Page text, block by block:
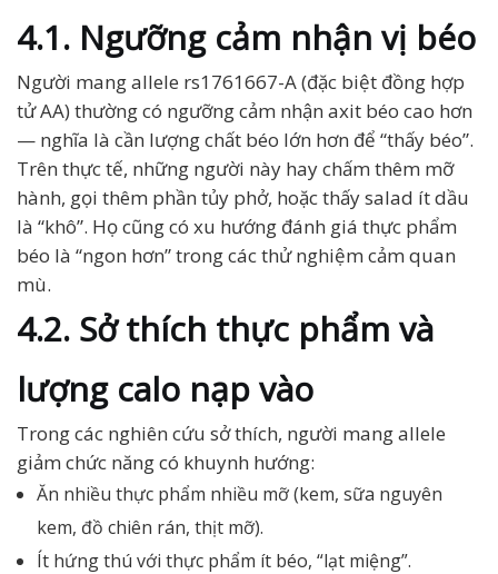
4.1. Ngưỡng cảm nhận vị béo
Người mang allele rs1761667-A (đặc biệt đồng hợp
tử AA) thường có ngưỡng cảm nhận axit béo cao hơn
— nghĩa là cần lượng chất béo lớn hơn để “thấy béo”.
Trên thực tế, những người này hay chấm thêm mỡ
hành, gọi thêm phần tủy phở, hoặc thấy salad ít dầu
là “khô”. Họ cũng có xu hướng đánh giá thực phẩm
béo là “ngon hơn” trong các thử nghiệm cảm quan
mù.
4.2. Sở thích thực phẩm và
lượng calo nạp vào
Trong các nghiên cứu sở thích, người mang allele
giảm chức năng có khuynh hướng:
Ăn nhiều thực phẩm nhiều mỡ (kem, sữa nguyên
kem, đồ chiên rán, thịt mỡ).
Ít hứng thú với thực phẩm ít béo, “lạt miệng”.